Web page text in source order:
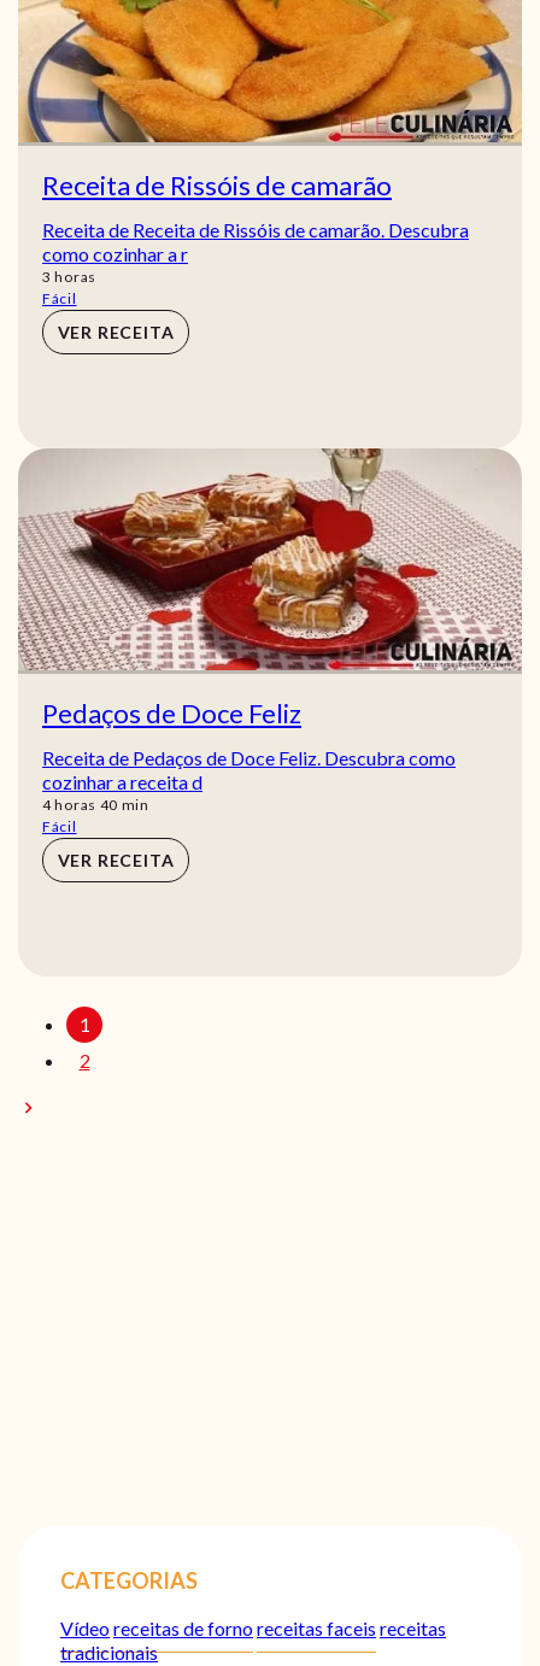
Receita de Rissóis de camarão
Receita de Receita de Rissóis de camarão. Descubra
como cozinhar a r
3 horas
horas
Fácil
VER RECEITA
Pedaços de Doce Feliz
Receita de Pedaços de Doce Feliz. Descubra como
cozinhar a receita d
4horas
horas 40 min
min
Fácil
VER RECEITA
1
2
CATEGORIAS
Vídeoreceitas de fornoreceitas faceis receitas
tradicionais